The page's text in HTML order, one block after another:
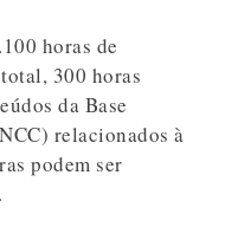
horas de
300 horas
da Base
relacionados à
podem ser